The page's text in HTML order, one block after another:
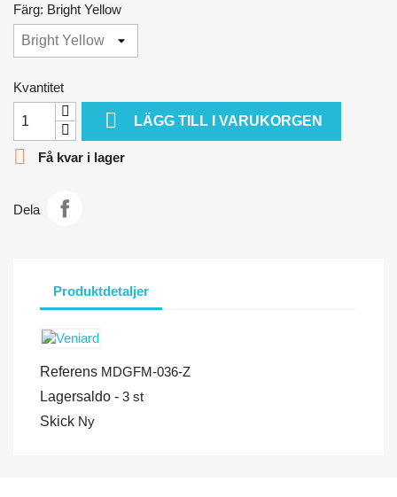
Färg: Bright Yellow
Kvantitet
 LÄGG TILL I VARUKORGEN
 Få kvar i lager
Dela
Produktdetaljer
Referens MDGFM-036-Z
Lagersaldo - 3 st
Skick Ny